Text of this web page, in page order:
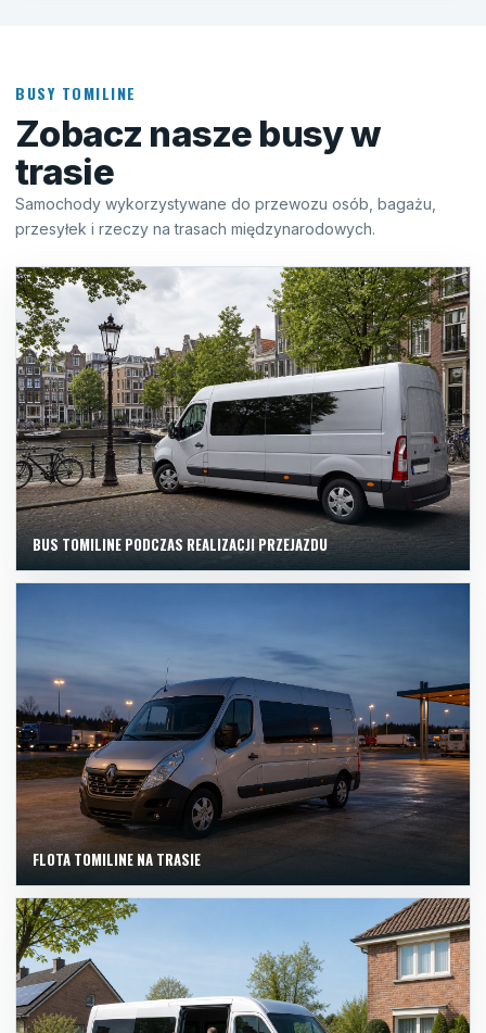
BUSY TOMILINE
Zobacz nasze busy w
trasie
Samochody wykorzystywane do przewozu osób, bagażu,
przesyłek i rzeczy na trasach międzynarodowych.
BUS TOMILINE PODCZAS REALIZACJI PRZEJAZDU
FLOTA TOMILINE NA TRASIE